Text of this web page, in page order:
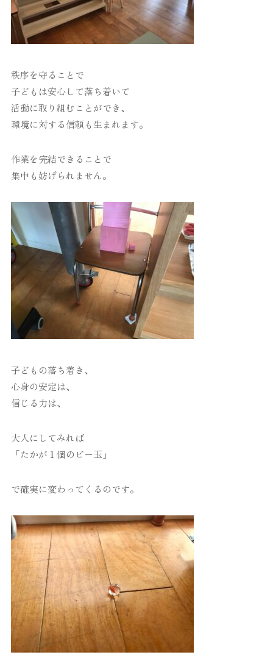
秩序を守ることで
子どもは安心して落ち着いて
活動に取り組むことができ、
環境に対する信頼も生まれます。
作業を完結できることで
集中も妨げられません。
子どもの落ち着き、
心身の安定は、
信じる力は、
大人にしてみれば
「たかが１個のビー玉」
で確実に変わってくるのです。